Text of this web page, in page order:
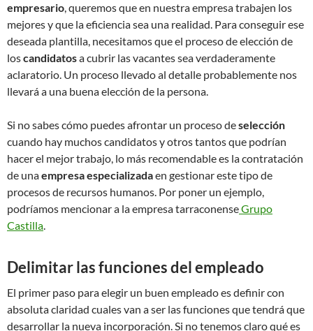
empresario, queremos que en nuestra empresa trabajen los
mejores y que la eficiencia sea una realidad. Para conseguir ese
deseada plantilla, necesitamos que el proceso de elección de
loscandidatosa cubrir las vacantes sea verdaderamente
aclaratorio. Un proceso llevado al detalle probablemente nos
llevará a una buena elección de la persona.
Si no sabes cómo puedes afrontar un proceso deselección
cuando hay muchos candidatos y otros tantos que podrían
hacer el mejor trabajo, lo más recomendable es la contratación
de unaempresa especializadaen gestionar este tipo de
procesos de recursos humanos. Por poner un ejemplo,
podríamos mencionar a la empresa tarraconenseGrupo
Castilla.
Delimitar las funciones del empleado
El primer paso para elegir un buen empleado es definir con
absoluta claridad cuales van a ser las funciones que tendrá que
desarrollar la nueva incorporación. Si no tenemos claro qué es